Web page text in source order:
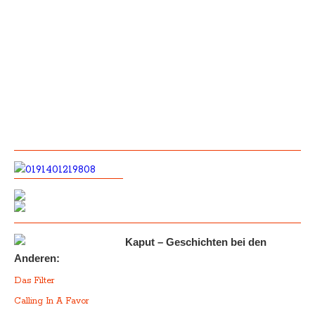
Kaput – Geschichten bei den
Anderen:
Das Filter
Calling In A Favor